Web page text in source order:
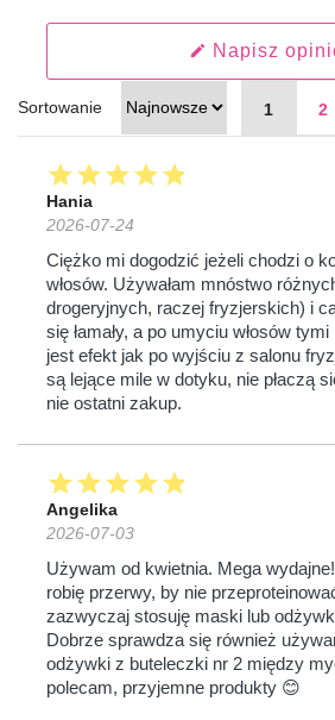
edit Napisz
Sortowanie 1 2
starstarstarstarstar
Hania
2026-07-24
Ciężko mi dogodzić jeżeli chodzi o
włosów. Używałam mnóstwo
drogeryjnych, raczej fryzjerskich) i
się łamały, a po umyciu włosów
jest efekt jak po wyjściu z salonu
są lejące mile w dotyku, nie płaczą
nie ostatni zakup.
starstarstarstarstar
Angelika
2026-07-03
Używam od kwietnia. Mega
robię przerwy, by nie
zazwyczaj stosuję maski lub
Dobrze sprawdza się również
odżywki z buteleczki nr 2 między
polecam, przyjemne produkty 😊